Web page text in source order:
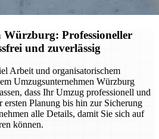
Würzburg: Professioneller
und zuverlässig
Arbeit und organisatorischem
Umzugsunternehmen Würzburg
dass Ihr Umzug professionell und
ersten Planung bis hin zur Sicherung
alle Details, damit Sie sich auf
können.